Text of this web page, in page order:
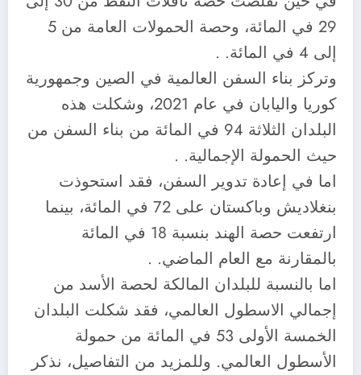
29 في المائة، وحصة الحمولات العامة من 5
إلى 4 في المائة. .
وتركز بناء السفن العالمية في الصين وجمهورية
كوريا واليابان في عام 2021، وشكلت هذه
البلدان الثلاثة 94 في المائة من بناء السفن من
حيث الحمولة الإجمالية. .
اما في إعادة تدوير السفن، فقد استحوذت
بنغلاديش وباكستان على 72 في المائة، بينما
ارتفعت حصة الهند بنسبة 18 في المائة
بالمقارنة مع العام الماضي. .
اما بالنسبة للبلدان المالكة لحصة الأسد من
إجمالي الاسطول العالمي، فقد شكلت البلدان
الخمسة الأولى 53 في المائة من حمولة
الأسطول العالمي. وللمزيد من التفاصيل، نذكر